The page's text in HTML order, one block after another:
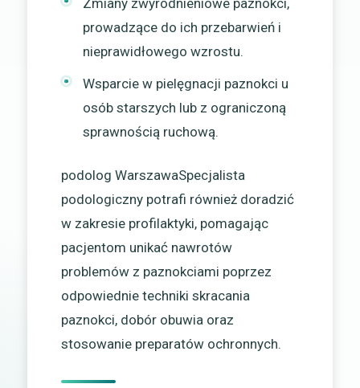
prowadzące do ich przebarwień i
nieprawidłowego wzrostu.
Wsparcie w pielęgnacji paznokci u
osób starszych lub z ograniczoną
sprawnością ruchową.
podolog WarszawaSpecjalista
podologiczny potrafi również doradzić
w zakresie profilaktyki, pomagając
pacjentom unikać nawrotów
problemów z paznokciami poprzez
odpowiednie techniki skracania
paznokci, dobór obuwia oraz
stosowanie preparatów ochronnych.